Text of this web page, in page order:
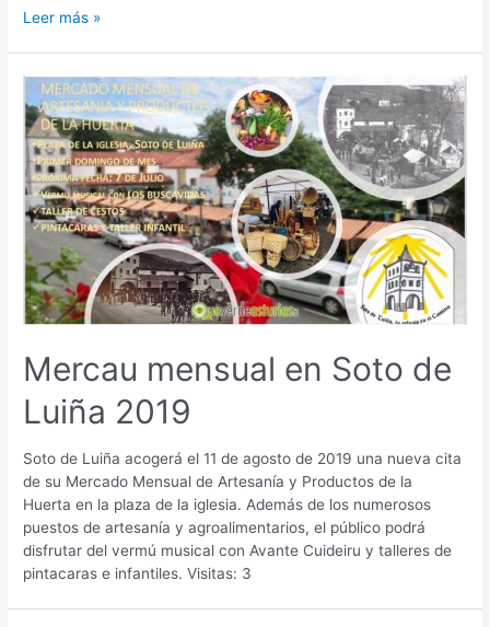
Fiestas
Roque
Oviñana
Leer más »
Mercau mensual en Soto de
Luiña 2019
Soto de Luiña acogerá el 11 de agosto de 2019 una nueva cita
de su Mercado Mensual de Artesanía y Productos de la
Huerta en la plaza de la iglesia. Además de los numerosos
puestos de artesanía y agroalimentarios, el público podrá
disfrutar del vermú musical con Avante Cuideiru y talleres de
pintacaras e infantiles. Visitas: 3